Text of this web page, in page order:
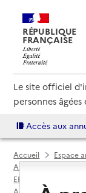
RÉPUBLIQUE
FRANÇAISE
Le site officiel
personnes
Accès aux
Accueil
Espace
Annuaire EHPAD et
EHPAD par